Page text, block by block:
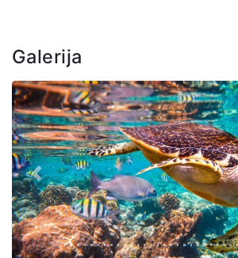
Galerija
Prethodno